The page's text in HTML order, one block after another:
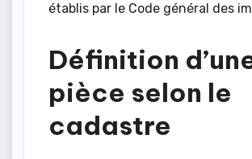
établis par le Code général des
Définition
pièce selon le
cadastre